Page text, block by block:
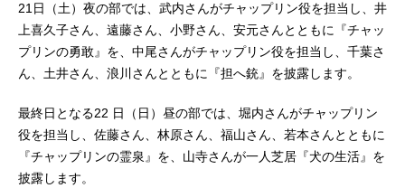
21日（土）夜の部では、武内さんがチャップリン役を担当し、井
上喜久子さん、遠藤さん、小野さん、安元さんとともに『チャッ
プリンの勇敢』を、中尾さんがチャップリン役を担当し、千葉さ
ん、土井さん、浪川さんとともに『担へ銃』を披露します。
最終日となる22 日（日）昼の部では、堀内さんがチャップリン
役を担当し、佐藤さん、林原さん、福山さん、若本さんとともに
『チャップリンの霊泉』を、山寺さんが一人芝居『犬の生活』を
披露します。